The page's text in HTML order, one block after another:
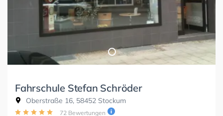
Fahrschule Stefan Schröder
Oberstraße 16, 58452 Stockum
72 Bewertungen